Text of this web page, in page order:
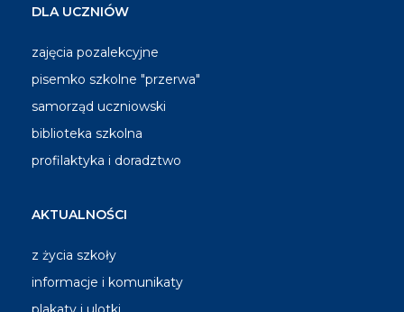
DLA UCZNIÓW
zajęcia pozalekcyjne
pisemko szkolne "przerwa"
samorząd uczniowski
biblioteka szkolna
profilaktyka i doradztwo
AKTUALNOŚCI
z życia szkoły
informacje i komunikaty